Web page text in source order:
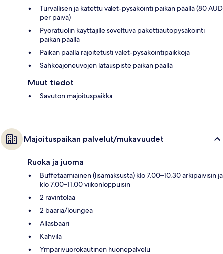
Turvallisen ja katettu valet-pysäköinti paikan päällä (80 AUD
per päivä)
Pyörätuolin käyttäjille soveltuva pakettiautopysäköinti
paikan päällä
Paikan päällä rajoitetusti valet-pysäköintipaikkoja
Sähköajoneuvojen latauspiste paikan päällä
Muut tiedot
Savuton majoituspaikka
Majoituspaikan palvelut/mukavuudet
Ruoka ja juoma
Buffetaamiainen (lisämaksusta) klo 7.00–10.30 arkipäivisin ja
klo 7.00–11.00 viikonloppuisin
2 ravintolaa
2 baaria/loungea
Allasbaari
Kahvila
Ympärivuorokautinen huonepalvelu